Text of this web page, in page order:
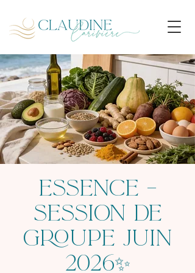
ESSENCE –
Session de
groupe JUIN
2026✨